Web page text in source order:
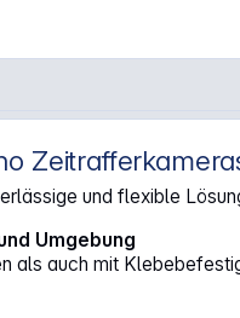
und flexible
Umgebung
als auch mit